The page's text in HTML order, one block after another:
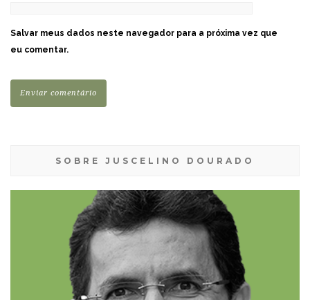
Salvar meus dados neste navegador para a próxima vez que
eu comentar.
SOBRE JUSCELINO DOURADO